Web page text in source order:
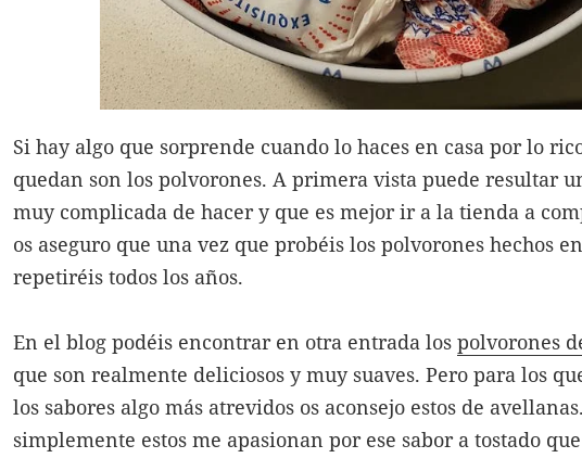
Si hay algo que sorprende cuando lo haces en casa por lo
quedan son los polvorones. A primera vista puede resultar
muy complicada de hacer y que es mejor ir a la tienda a
os aseguro que una vez que probéis los polvorones hechos
repetiréis todos los años.
En el blog podéis encontrar en otra entrada lospolvorones
que son realmente deliciosos y muy suaves. Pero para los
los sabores algo más atrevidos os aconsejo estos de
simplemente estos me apasionan por ese sabor a tostado